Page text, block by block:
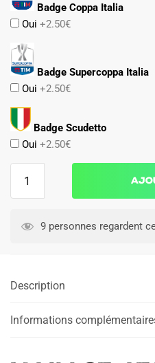
Badge Coppa Italia
Oui +2.50€
Badge Supercoppa Italia
Oui +2.50€
Badge Scudetto
Oui +2.50€
ATALANTA9 personnes regardent
Description
Informations